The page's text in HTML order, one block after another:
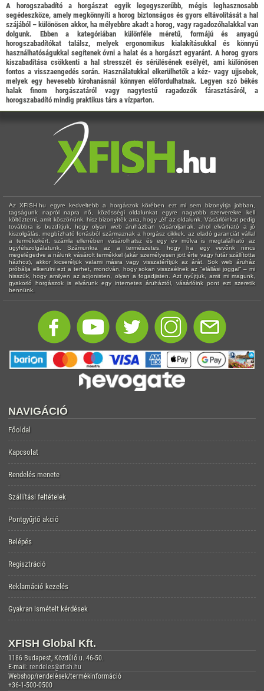
A horogszabadító a horgászat egyik legegyszerűbb, mégis leghasznosabb
segédeszköze, amely megkönnyíti a horog biztonságos és gyors eltávolítását a hal
szájából – különösen akkor, ha mélyebbre akadt a horog, vagy ragadozóhalakkal van
dolgunk. Ebben a kategóriában különféle méretű, formájú és anyagú
horogszabadítókat találsz, melyek ergonomikus kialakításukkal és könnyű
használhatóságukkal segítenek óvni a halat és a horgászt egyaránt. A horog gyors
kiszabadítása csökkenti a hal stresszét és sérülésének esélyét, ami különösen
fontos a visszaengedés során. Használatukkal elkerülhetők a kéz- vagy ujjsebek,
melyek egy hevesebb kirohanásnál könnyen előfordulhatnak. Legyen szó békés
halak finom horgászatáról vagy nagytestű ragadozók fárasztásáról, a
horogszabadító mindig praktikus társ a vízparton.
Az XFISH.hu egyre kedveltebb a horgászok körében ezt mi sem bizonyítja jobban,
tagságunk napról napra nő, közösségi oldalunkat egyre nagyobb szerverekre kell
költöztetni, amit köszönünk, hisz bizonyíték arra, hogy „él” az oldalunk. Vásárlóinkat pedig
továbbra is buzdítjuk, hogy olyan web áruházban vásároljanak, ahol elvárható a jó
kiszolgálás, megbízható forrásból származnak a horgász cikkek, az eladó garanciát vállal
a termékekért, számla ellenében vásárolhatsz és egy év múlva is megtalálható az
ügyfélszolgálatunk. Számunkra az a természetes, hogy ha egy vevőnk nincs
megelégedve a nálunk vásárolt termékkel (akár személyesen jött érte vagy futár szállította
házhoz), akkor kicseréljük valami másra vagy visszatérítjük az árát. Sok web áruház
próbálja elkerülni ezt a terhet, mondván, hogy sokan visszaélnek az "elállási joggal" – mi
hisszük, hogy amilyen az adjonisten, olyan a fogadjisten. Azt nyújtjuk, amit mi magunk,
gyakorló horgászok is elvárunk egy internetes áruháztól, vásárlóink pont ezt szeretik
bennünk.
NAVIGÁCIÓ
Főoldal
Kapcsolat
Rendelés menete
Szállítási feltételek
Pontgyűjtő akció
Belépés
Regisztráció
Reklamáció kezelés
Gyakran ismételt kérdések
XFISH Global Kft.
1186 Budapest, Közdűlő u. 46-50.
E-mail: rendeles@xfish.hu
Webshop/rendelések/termékinformáció
+36-1-500-0500